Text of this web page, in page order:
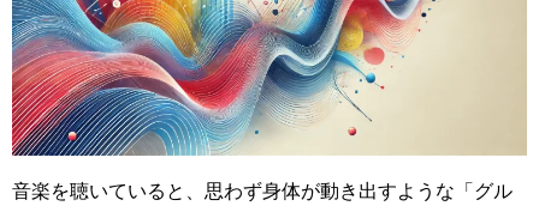
音楽を聴いていると、思わず身体が動き出すような「グル